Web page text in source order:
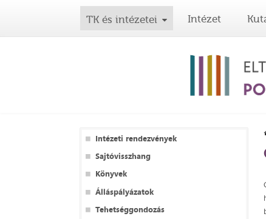
TK és intézetei Intézet
Intézeti rendezvények
Sajtóvisszhang
Könyvek
Álláspályázatok
Tehetséggondozás